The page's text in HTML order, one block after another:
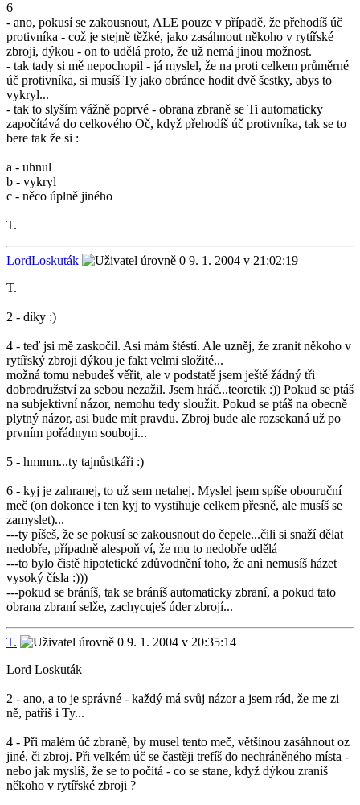
6
- ano, pokusí se zakousnout, ALE pouze v případě, že přehodíš úč
protivníka - což je stejně těžké, jako zasáhnout někoho v rytířské
zbroji, dýkou - on to udělá proto, že už nemá jinou možnost.
- tak tady si mě nepochopil - já myslel, že na proti celkem průměrné
úč protivníka, si musíš Ty jako obránce hodit dvě šestky, abys to
vykryl...
- tak to slyším vážně poprvé - obrana zbraně se Ti automaticky
započítává do celkového Oč, když přehodíš úč protivníka, tak se to
bere tak že si :
a - uhnul
b - vykryl
c - něco úplně jiného
T.
LordLoskuták
9. 1. 2004 v 21:02:19
T.
2 - díky :)
4 - teď jsi mě zaskočil. Asi mám štěstí. Ale uzněj, že zranit někoho v
rytířský zbroji dýkou je fakt velmi složité...
možná tomu nebudeš věřit, ale v podstatě jsem ještě žádný tři
dobrodružství za sebou nezažil. Jsem hráč...teoretik :)) Pokud se ptáš
na subjektivní názor, nemohu tedy sloužit. Pokud se ptáš na obecně
plytný názor, asi bude mít pravdu. Zbroj bude ale rozsekaná už po
prvním pořádnym souboji...
5 - hmmm...ty tajnůstkáři :)
6 - kyj je zahranej, to už sem netahej. Myslel jsem spíše obouruční
meč (on dokonce i ten kyj to vystihuje celkem přesně, ale musíš se
zamyslet)...
---ty píšeš, že se pokusí se zakousnout do čepele...čili si snaží dělat
nedobře, případně alespoň ví, že mu to nedobře udělá
---to bylo čistě hipotetické zdůvodnění toho, že ani nemusíš házet
vysoký čísla :)))
---pokud se bráníš, tak se bráníš automaticky zbraní, a pokud tato
obrana zbraní selže, zachycuješ úder zbrojí...
T.
9. 1. 2004 v 20:35:14
Lord Loskuták
2 - ano, a to je správné - každý má svůj názor a jsem rád, že me zi
ně, patříš i Ty...
4 - Při malém úč zbraně, by musel tento meč, většinou zasáhnout oz
jiné, či zbroj. Při velkém úč se častěji trefíš do nechráněného místa -
nebo jak myslíš, že se to počítá - co se stane, když dýkou zraníš
někoho v rytířské zbroji ?